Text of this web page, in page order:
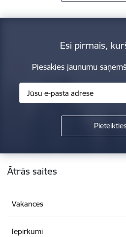
Esi pirmais,
Piesakies jaunumu
Kājene
Ātrās saites
Vakances
Iepirkumi